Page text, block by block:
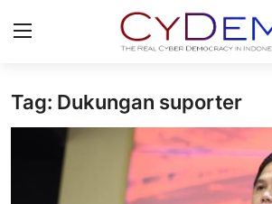
Login Register
Tag: Dukungan suporter